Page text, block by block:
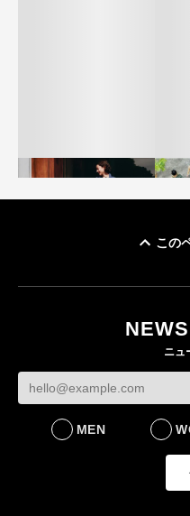
ケットなど7型を発売
FASHION
をラ
この
ニュ
MEN